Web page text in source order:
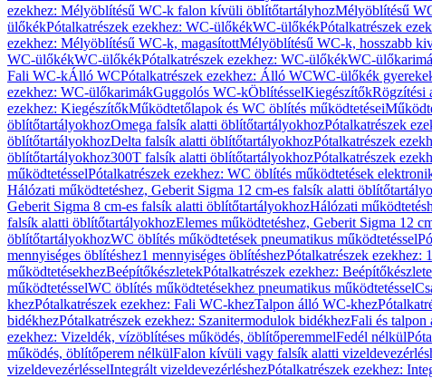
ezekhez: Mélyöblítésű WC-k falon kívüli öblítőtartályhozMélyöblítésű
ülőkékPótalkatrészek ezekhez: WC-ülőkékWC-ülőkékPótalkatrészek
ezekhez: Mélyöblítésű WC-k, magasítottMélyöblítésű WC-k, hosszabb
WC-ülőkékWC-ülőkékPótalkatrészek ezekhez: WC-ülőkékWC-
Fali WC-kÁlló WCPótalkatrészek ezekhez: Álló WCWC-ülőkék
ezekhez: WC-ülőkarimákGuggolós WC-kÖblítésselKiegészítőkRögzítési
ezekhez: KiegészítőkMűködtetőlapok és WC öblítés működtetései
öblítőtartályokhozOmega falsík alatti öblítőtartályokhozPótalkatrészek
öblítőtartályokhozDelta falsík alatti öblítőtartályokhozPótalkatrészek
öblítőtartályokhoz300T falsík alatti öblítőtartályokhozPótalkatrészek
működtetésselPótalkatrészek ezekhez: WC öblítés működtetések
Hálózati működtetéshez, Geberit Sigma 12 cm-es falsík alatti
Geberit Sigma 8 cm-es falsík alatti öblítőtartályokhozHálózati
falsík alatti öblítőtartályokhozElemes működtetéshez, Geberit Sigma 12
öblítőtartályokhozWC öblítés működtetések pneumatikus működtetéssel
mennyiséges öblítéshez1 mennyiséges öblítéshezPótalkatrészek ezekhez:
működtetésekhezBeépítőkészletekPótalkatrészek ezekhez:
működtetésselWC öblítés működtetésekhez pneumatikus működtetéssel
khezPótalkatrészek ezekhez: Fali WC-khezTalpon álló WC-khez
bidékhezPótalkatrészek ezekhez: Szanitermodulok bidékhezFali és talpon
ezekhez: Vizeldék, vízöblítéses működés, öblítőperemmelFedél nélkül
működés, öblítőperem nélkülFalon kívüli vagy falsík alatti
vizeldevezérlésselIntegrált vizeldevezérléshezPótalkatrészek ezekhez: